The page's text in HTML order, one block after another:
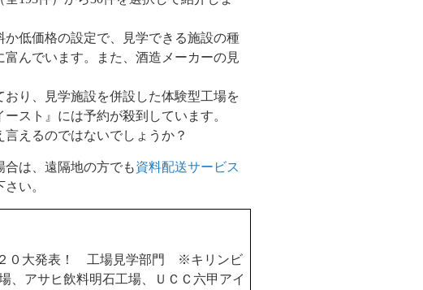
低価格の設定で、見学できる施設の種
んでいます。また、酒造メーカーの見
り、見学施設を併設した体験型工場を
スト』には予約が殺到しています。
えるのではないでしょうか？
は、遠隔地の方でも資料配送サービス
い。
２０大発表！ 工場見学部門 ※キリンビ
、アサヒ飲料明石工場、ＵＣＣ六甲アイ